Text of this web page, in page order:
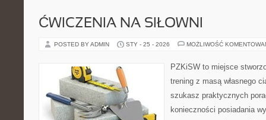
ĆWICZENIA NA SIŁOWNI
POSTED BY ADMIN STY - 25 - 2026 MOŻLIWOŚĆ
PZKiSW to miejsce
trening z masą własnego
szukasz praktycznych
konieczności posiadania